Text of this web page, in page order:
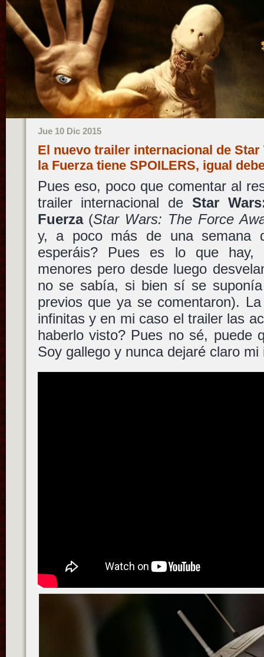
Jue 10 Dic 2015
El nuevo trailer internacional de
la Fuerza tiene SPOILERS, igual
Pues eso, poco que comentar al
trailer internacional deStar
Fuerza(Star Wars: The Force
y, a poco más de una semana
esperáis? Pues es lo que hay,
menores pero desde luego
no se sabía, si bien sí se
previos que ya se comentaron).
infinitas y en mi caso el trailer las
haberlo visto? Pues no sé, puede
Soy gallego y nunca dejaré claro